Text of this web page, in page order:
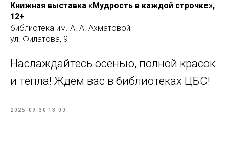
Книжная выставка «Мудрость в каждой строчке»,
12+
библиотека им. А. А. Ахматовой
ул. Филатова, 9
Наслаждайтесь осенью, полной красок
и тепла! Ждём вас в библиотеках ЦБС!
2025-09-30 13:00